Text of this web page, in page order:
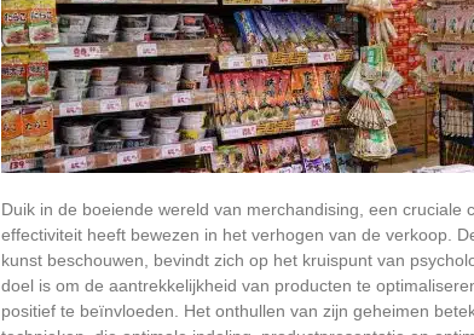
Duik in de boeiende wereld van merchandising, een cruciale
effectiviteit heeft bewezen in het verhogen van de verkoop.
kunst beschouwen, bevindt zich op het kruispunt van
doel is om de aantrekkelijkheid van producten te
positief te beïnvloeden. Het onthullen van zijn geheimen